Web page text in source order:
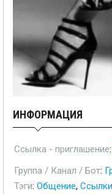
ИНФОРМАЦИЯ
Ссылка - приглашение:
Группа / Канал / Бот:
Тэги: Общение,